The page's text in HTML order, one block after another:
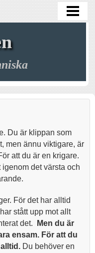
Du är klippan som
men ännu viktigare, är
att du är en krigare.
det värsta och
För det har alltid
stått upp mot allt
det.
Men du är
ensam. För att du
Du behöver en